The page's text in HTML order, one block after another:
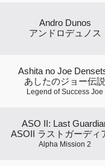
Andro Dunos
アンドロデュノス
Ashita no Joe
あしたのジョー伝説
Legend of Success Joe
ASO II: Last
ASOII ラストガーディ
Alpha Mission 2